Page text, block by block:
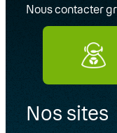
Nous contacter
Nos sites